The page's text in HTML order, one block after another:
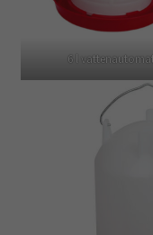
6 l vattenautomat